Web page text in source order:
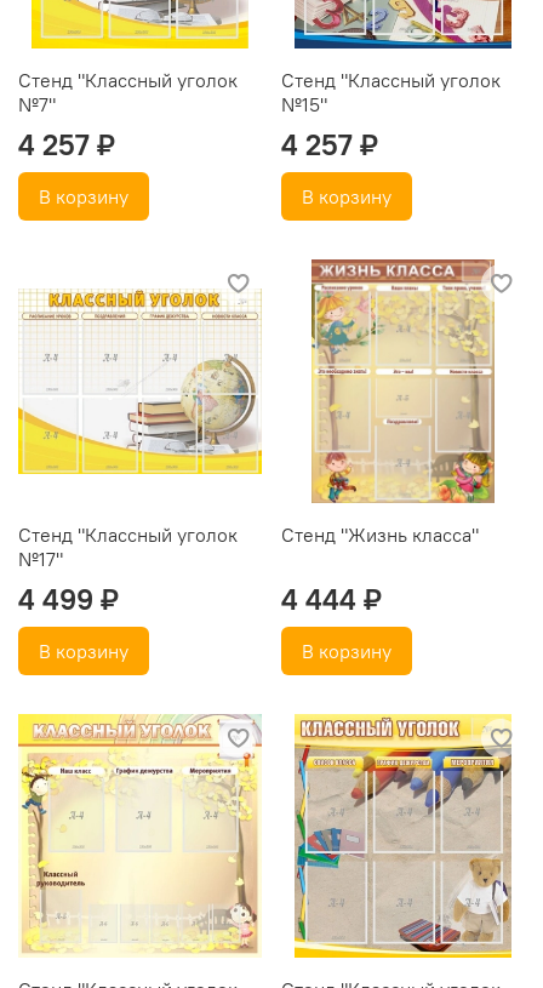
Стенд "Классный уголок
№7"
4 257 ₽
В корзину
Стенд "Классный уголок
№15"
4 257 ₽
В корзину
Стенд "Классный уголок
№17"
4 499 ₽
В корзину
Стенд "Жизнь класса"
4 444 ₽
В корзину